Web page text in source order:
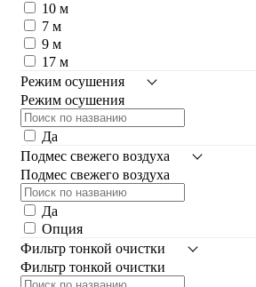
10 м
7 м
9 м
17 м
Режим осушения
Режим осушения
Да
Подмес свежего воздуха
Подмес свежего воздуха
Да
Опция
Фильтр тонкой очистки
Фильтр тонкой очистки